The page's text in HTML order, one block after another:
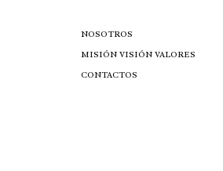
NOSOTROS
MISIÓN VISIÓN VALORES
CONTACTOS